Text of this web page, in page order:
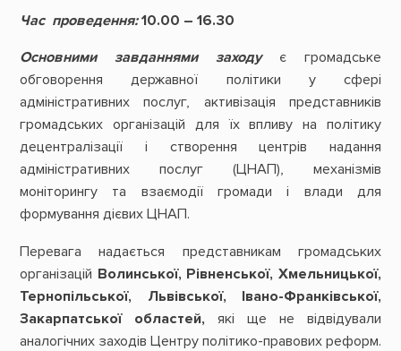
Час проведення: 10.00 – 16.30
Основними завданнями заходує громадське
обговорення державної політики у сфері
адміністративних послуг, активізація представників
громадських організацій для їх впливу на політику
децентралізації і створення центрів надання
адміністративних послуг (ЦНАП), механізмів
моніторингу та взаємодії громади і влади для
формування дієвих ЦНАП.
Перевага надається представникам громадських
організацій Волинської, Рівненської, Хмельницької,
Тернопільської, Львівської, Івано-Франківської,
Закарпатської областей, які ще не відвідували
аналогічних заходів Центру політико-правових реформ.